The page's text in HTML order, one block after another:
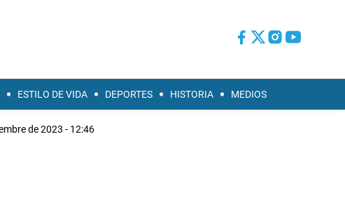
ESTILO DE VIDA DEPORTES HISTORIA MEDIOS
de 2023 - 12:46